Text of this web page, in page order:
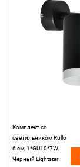
Комплект со
светильником Rullo
6 см, 1*GU10*7W,
Черный Lightstar